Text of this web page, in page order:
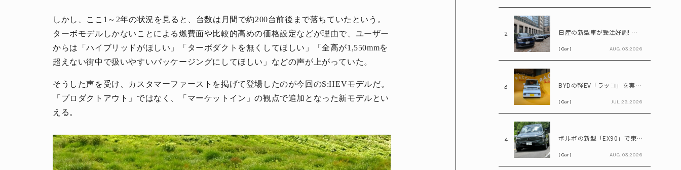
しかし、ここ1～2年の状況を見ると、台数は月間で約200台前後まで落ちていたという。
ターボモデルしかないことによる燃費面や比較的高めの価格設定などが理由で、ユーザー
からは「ハイブリッドがほしい」「ターボダクトを無くしてほしい」「全高が1,550mmを
超えない街中で扱いやすいパッケージングにしてほしい」などの声が上がっていた。
そうした声を受け、カスタマーファーストを掲げて登場したのが今回のS:HEVモデルだ。
「プロダクトアウト」ではなく、「マーケットイン」の観点で追加となった新モデルとい
える。
2 日産の新型車が受注好調! エルグランドは8,000台、キックスは1.1万台に到達
( Car ) AUG. 03, 2026
3 BYDの軽EV「ラッコ」を実車確認! 実物に乗り込んで気になる部分をチェック
( Car ) JUL. 29, 2026
4 ボルボの新型「EX90」で東京～日光を往復! いろは坂も余裕な大型EVの実力とは
( Car ) AUG. 03, 2026